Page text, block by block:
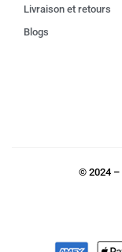
Livraison et retours
Blogs
© 2024 –